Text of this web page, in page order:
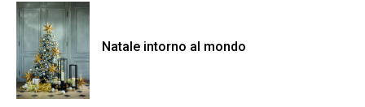
Natale intorno al mondo